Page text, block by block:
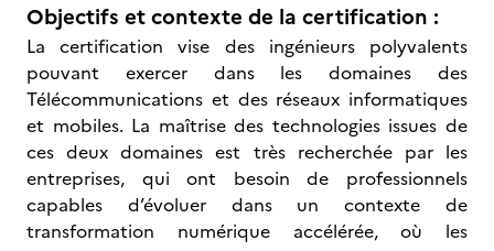
Objectifs et contexte de la certification :
La certification vise des ingénieurs polyvalents
pouvant exercer dans les domaines des
Télécommunications et des réseaux informatiques
et mobiles. La maîtrise des technologies issues de
ces deux domaines est très recherchée par les
entreprises, qui ont besoin de professionnels
capables d’évoluer dans un contexte de
transformation numérique accélérée, où les